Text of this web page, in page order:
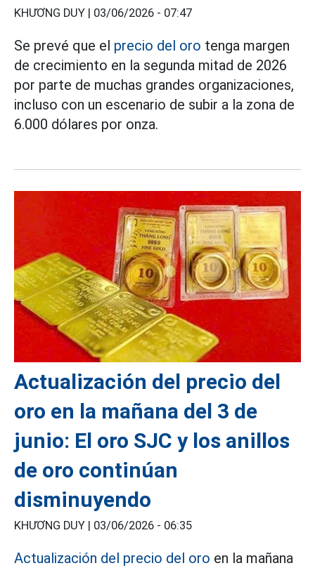
KHƯƠNG DUY | 03/06/2026 - 07:47
Se prevé que el precio del oro tenga margen
de crecimiento en la segunda mitad de 2026
por parte de muchas grandes organizaciones,
incluso con un escenario de subir a la zona de
6.000 dólares por onza.
Actualización del precio del
oro en la mañana del 3 de
junio: El oro SJC y los anillos
de oro continúan
disminuyendo
KHƯƠNG DUY | 03/06/2026 - 06:35
Actualización del precio del oro en la mañana